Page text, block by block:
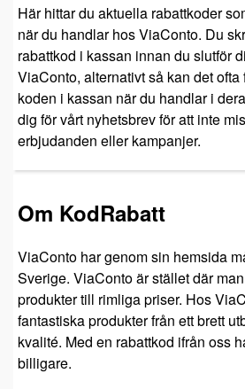
Här hittar du aktuella rabattkoder
när du handlar hos ViaConto. Du
rabattkod i kassan innan du slutför
ViaConto, alternativt så kan det
koden i kassan när du handlar i
dig för vårt nyhetsbrev för att inte
erbjudanden eller kampanjer.
Om KodRabatt
ViaConto har genom sin hemsida
Sverige. ViaConto är stället där
produkter till rimliga priser. Hos
fantastiska produkter från ett brett
kvalité. Med en rabattkod ifrån oss
billigare.